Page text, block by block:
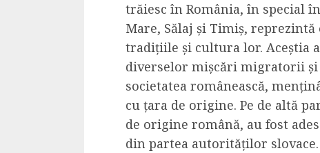
trăiesc în România, în special
Mare, Sălaj și Timiș,
tradițiile și cultura lor. Aceștia
diverselor mișcări migratorii și
societatea românească,
cu țara de origine. Pe de altă
de origine română, au fost
din partea autorităților slovace.
4 min read
Bucatar de ocazie
Cele mai